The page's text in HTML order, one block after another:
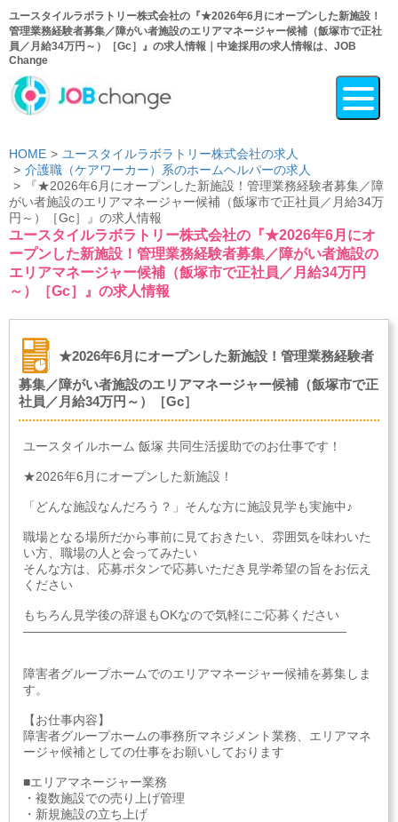
ユースタイルラボラトリー株式会社の『★2026年6月にオープンした新施設！
管理業務経験者募集／障がい者施設のエリアマネージャー候補（飯塚市で正社
員／月給34万円～）［Gc］』の求人情報｜中途採用の求人情報は、JOB
Change
HOME
ユースタイルラボラトリー株式会社の求人
介護職（ケアワーカー）系のホームヘルパーの求人
『★2026年6月にオープンした新施設！管理業務経験者募集／障
がい者施設のエリアマネージャー候補（飯塚市で正社員／月給34万
円～）［Gc］』の求人情報
ユースタイルラボラトリー株式会社の『★2026年6月にオ
ープンした新施設！管理業務経験者募集／障がい者施設の
エリアマネージャー候補（飯塚市で正社員／月給34万円
～）［Gc］』の求人情報
★2026年6月にオープンした新施設！管理業務経験者
募集／障がい者施設のエリアマネージャー候補（飯塚市で正
社員／月給34万円～）［Gc］
ユースタイルホーム 飯塚 共同生活援助でのお仕事です！
★2026年6月にオープンした新施設！
「どんな施設なんだろう？」そんな方に施設見学も実施中♪
職場となる場所だから事前に見ておきたい、雰囲気を味わいた
い方、職場の人と会ってみたい
そんな方は、応募ボタンで応募いただき見学希望の旨をお伝え
ください
もちろん見学後の辞退もOKなので気軽にご応募ください
――――――――――――――――――――――――――
障害者グループホームでのエリアマネージャー候補を募集しま
す。
【お仕事内容】
障害者グループホームの事務所マネジメント業務、エリアマネ
ージャ候補としての仕事をお願いしております
■エリアマネージャー業務
・複数施設での売り上げ管理
・新規施設の立ち上げ